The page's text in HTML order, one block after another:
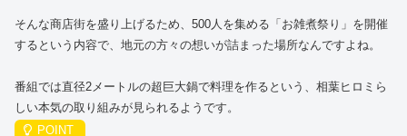
そんな商店街を盛り上げるため、500人を集める「お雑煮祭り」を開催
するという内容で、地元の方々の想いが詰まった場所なんですよね。
番組では直径2メートルの超巨大鍋で料理を作るという、相葉ヒロミら
しい本気の取り組みが見られるようです。